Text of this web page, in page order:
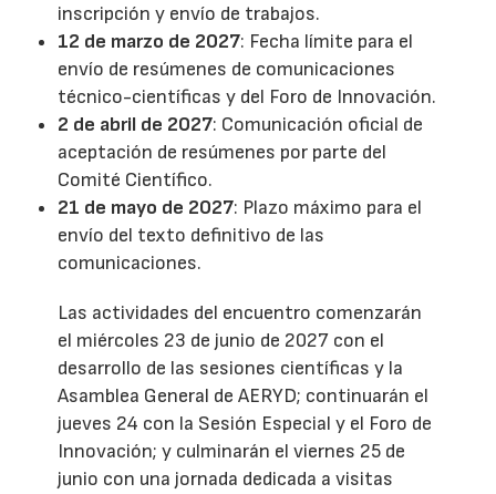
inscripción y envío de trabajos.
12 de marzo de 2027: Fecha límite para el
envío de resúmenes de comunicaciones
técnico-científicas y del Foro de Innovación.
2 de abril de 2027: Comunicación oficial de
aceptación de resúmenes por parte del
Comité Científico.
21 de mayo de 2027: Plazo máximo para el
envío del texto definitivo de las
comunicaciones.
Las actividades del encuentro comenzarán
el miércoles 23 de junio de 2027 con el
desarrollo de las sesiones científicas y la
Asamblea General de AERYD; continuarán el
jueves 24 con la Sesión Especial y el Foro de
Innovación; y culminarán el viernes 25 de
junio con una jornada dedicada a visitas